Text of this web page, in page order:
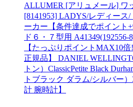
ALLUMER [アリュメール] ワ
[8141953] LADYS/レディース
ーカー 【条件達成でポイント
ド６・７型用 A41349(192556-
【たっぷりポイントMAX10
正規品】 DANIEL
トン）ClassicPetite Black
トブラック ダラム/シルバー
計 腕時計】